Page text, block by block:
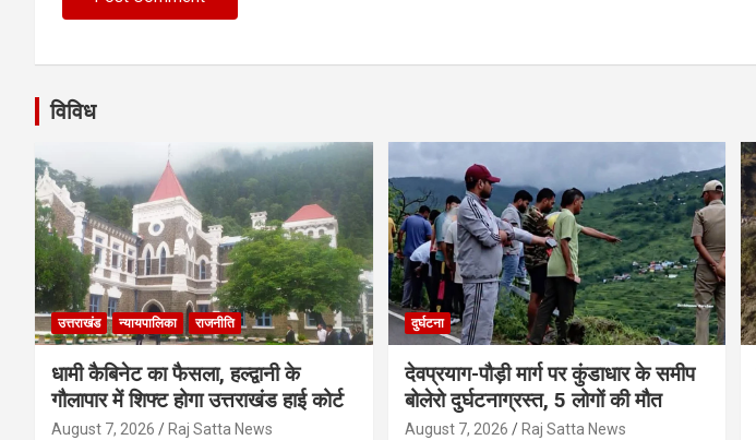
विविध
उत्तराखंड न्यायपालिका राजनीति
धामी कैबिनेट का फैसला, हल्द्वानी के
गौलापार में शिफ्ट होगा उत्तराखंड हाई कोर्ट
August 7, 2026 Raj Satta News
दुर्घटना
देवप्रयाग-पौड़ी मार्ग पर कुंडाधार के समीप
बोलेरो दुर्घटनाग्रस्त, 5 लोगों की मौत
August 7, 2026 Raj Satta News